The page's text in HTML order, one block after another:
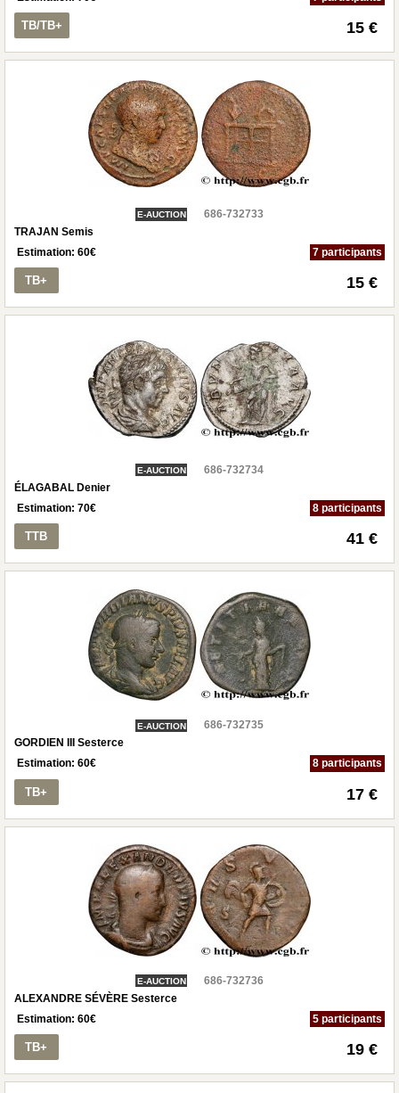
TB/TB+ 15 €
E-AUCTION
686-732733
TRAJAN Semis
Estimation: 60€ 7 participants
TB+ 15 €
E-AUCTION
686-732734
ÉLAGABAL Denier
Estimation: 70€ 8 participants
TTB 41 €
E-AUCTION
686-732735
GORDIEN III Sesterce
Estimation: 60€ 8 participants
TB+ 17 €
E-AUCTION
686-732736
ALEXANDRE SÉVÈRE Sesterce
Estimation: 60€ 5 participants
TB+ 19 €